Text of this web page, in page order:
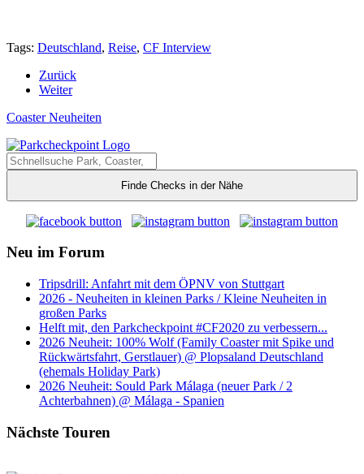
Tags: Deutschland, Reise, CF Interview
Zurück
Weiter
Coaster Neuheiten
Finde Checks in der Nähe
Neu im Forum
Tripsdrill: Anfahrt mit dem ÖPNV von Stuttgart
2026 - Neuheiten in kleinen Parks / Kleine Neuheiten in
großen Parks
Helft mit, den Parkcheckpoint #CF2020 zu verbessern...
2026 Neuheit: 100% Wolf (Family Coaster mit Spike und
Rückwärtsfahrt, Gerstlauer) @ Plopsaland Deutschland
(ehemals Holiday Park)
2026 Neuheit: Sould Park Málaga (neuer Park / 2
Achterbahnen) @ Málaga - Spanien
Nächste Touren